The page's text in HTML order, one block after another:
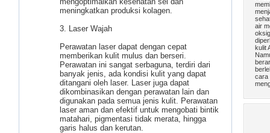
meningkatkan produksi kolagen.
3. Laser Wajah
Perawatan laser dapat dengan cepat
memberikan kulit mulus dan berseri.
Perawatan ini sangat serbaguna, terdiri dari
banyak jenis, ada kondisi kulit yang dapat
ditangani oleh laser. Laser juga dapat
dikombinasikan dengan perawatan lain dan
digunakan pada semua jenis kulit. Perawatan
laser aman dan efektif untuk mengobati bintik
matahari, pigmentasi tidak merata, hingga
garis halus dan kerutan.
air
kulit
cara